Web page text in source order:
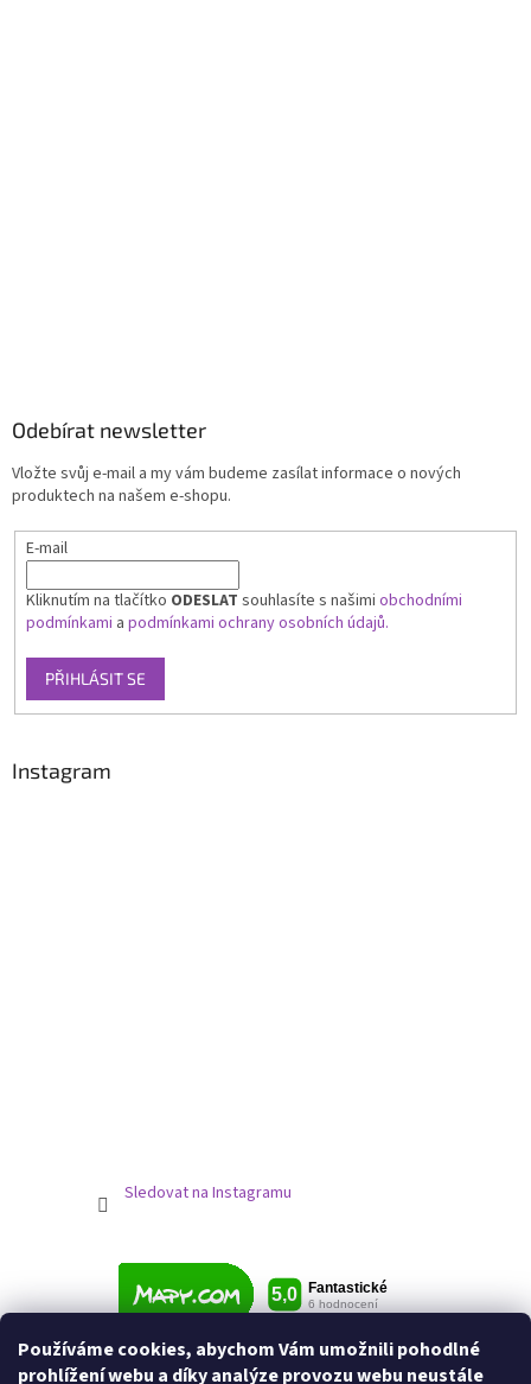
Používáme cookies, abychom Vám umožnili pohodlné
prohlížení webu a díky analýze provozu webu neustále
Odebírat newsletter
Vložte svůj e-mail a my vám budeme zasílat informace o nových
produktech na našem e-shopu.
E-mail
Kliknutím na tlačítko ODESLAT souhlasíte s našimi obchodními
podmínkami a podmínkami ochrany osobních údajů.
PŘIHLÁSIT SE
Instagram
Sledovat na Instagramu